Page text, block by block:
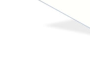
► ZAHLARTEN
► VERSANDARTEN